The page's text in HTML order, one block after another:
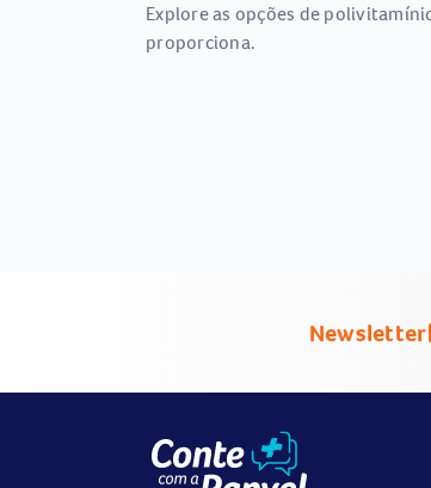
Explore as opções de
proporciona.
Newsletter